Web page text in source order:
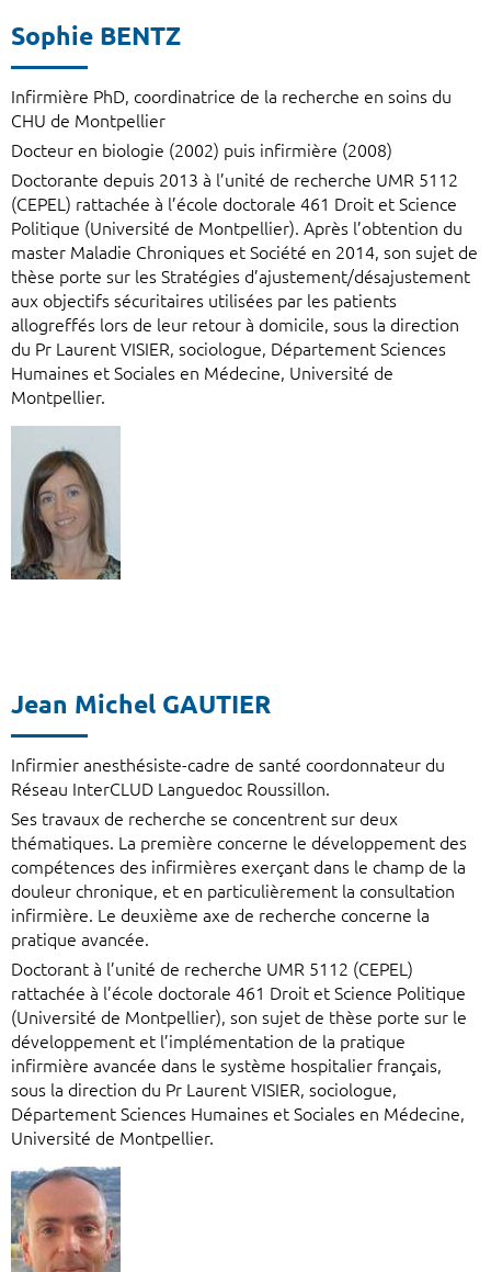
Sophie BENTZ
Infirmière PhD, coordinatrice de la recherche en soins du
CHU de Montpellier
Docteur en biologie (2002) puis infirmière (2008)
Doctorante depuis 2013 à l’unité de recherche UMR 5112
(CEPEL) rattachée à l’école doctorale 461 Droit et Science
Politique (Université de Montpellier). Après l’obtention du
master Maladie Chroniques et Société en 2014, son sujet de
thèse porte sur les Stratégies d’ajustement/désajustement
aux objectifs sécuritaires utilisées par les patients
allogreffés lors de leur retour à domicile, sous la direction
du Pr Laurent VISIER, sociologue, Département Sciences
Humaines et Sociales en Médecine, Université de
Montpellier.
Jean Michel GAUTIER
Infirmier anesthésiste-cadre de santé coordonnateur du
Réseau InterCLUD Languedoc Roussillon.
Ses travaux de recherche se concentrent sur deux
thématiques. La première concerne le développement des
compétences des infirmières exerçant dans le champ de la
douleur chronique, et en particulièrement la consultation
infirmière. Le deuxième axe de recherche concerne la
pratique avancée.
Doctorant à l’unité de recherche UMR 5112 (CEPEL)
rattachée à l’école doctorale 461 Droit et Science Politique
(Université de Montpellier), son sujet de thèse porte sur le
développement et l’implémentation de la pratique
infirmière avancée dans le système hospitalier français,
sous la direction du Pr Laurent VISIER, sociologue,
Département Sciences Humaines et Sociales en Médecine,
Université de Montpellier.